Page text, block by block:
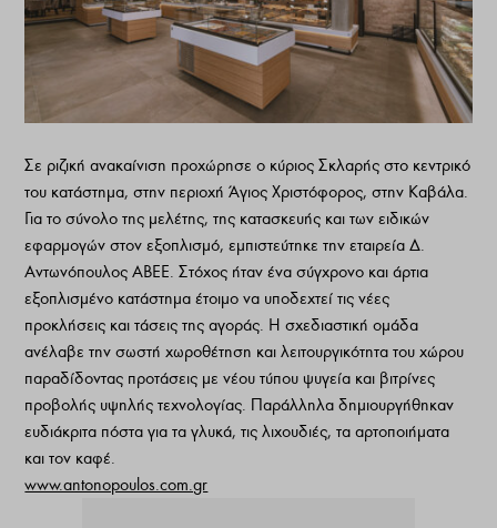
Σε ριζική ανακαίνιση προχώρησε ο κύριος Σκλαρής στο κεντρικό
του κατάστημα, στην περιοχή Άγιος Χριστόφορος, στην Καβάλα.
Για το σύνολο της μελέτης, της κατασκευής και των ειδικών
εφαρμογών στον εξοπλισμό, εμπιστεύτηκε την εταιρεία Δ.
Αντωνόπουλος ΑΒΕΕ. Στόχος ήταν ένα σύγχρονο και άρτια
εξοπλισμένο κατάστημα έτοιμο να υποδεχτεί τις νέες
προκλήσεις και τάσεις της αγοράς. Η σχεδιαστική ομάδα
ανέλαβε την σωστή χωροθέτηση και λειτουργικότητα του χώρου
παραδίδοντας προτάσεις με νέου τύπου ψυγεία και βιτρίνες
προβολής υψηλής τεχνολογίας. Παράλληλα δημιουργήθηκαν
ευδιάκριτα πόστα για τα γλυκά, τις λιχουδιές, τα αρτοποιήματα
και τον καφέ.
www.antonopoulos.com.gr